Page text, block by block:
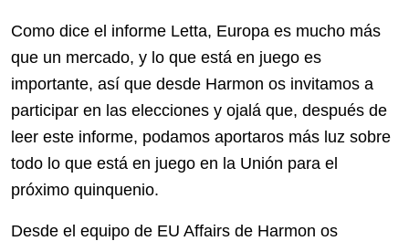
Como dice el informe Letta, Europa es mucho más
que un mercado, y lo que está en juego es
importante, así que desde Harmon os invitamos a
participar en las elecciones y ojalá que, después de
leer este informe, podamos aportaros más luz sobre
todo lo que está en juego en la Unión para el
próximo quinquenio.
Desde el equipo de EU Affairs de Harmon os